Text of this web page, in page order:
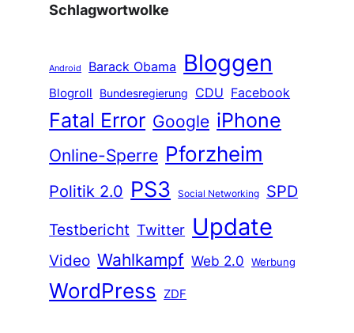
Schlagwortwolke
Android Barack Obama Bloggen
Blogroll Bundesregierung CDU Facebook
Fatal Error Google iPhone
Online-Sperre Pforzheim
Politik 2.0 PS3 Social Networking
SPD
Testbericht Twitter Update
Video Wahlkampf Web 2.0 Werbung
WordPress ZDF